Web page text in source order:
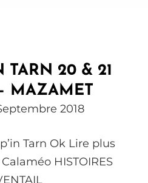
TARN 20 & 21
MAZAMET
2018
Tarn Ok Lire plus
HISTOIRES
ÉVENTAIL